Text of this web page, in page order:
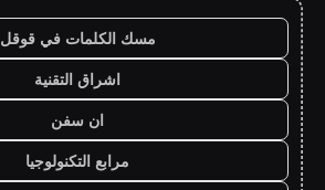
مسك الكلمات في قوقل
اشراق التقنية
ان سفن
مرابع التكنولوجيا